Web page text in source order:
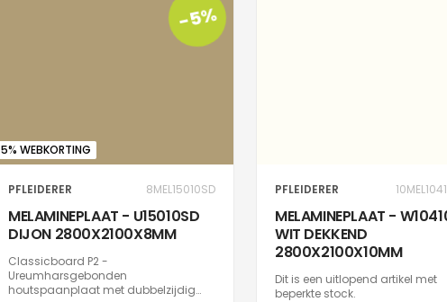
-5%
5% WEBKORTING
PFLEIDERER 8MEL15010SD
MELAMINEPLAAT - U15010SD
DIJON 2800X2100X8MM
Classicboard P2 -
Ureumharsgebonden
houtspaanplaat met dubbelzijdig
PFLEIDERER
MELAMINEPLAAT -
WIT DEKKEND
2800X2100X10MM
Dit is een uitlopend artikel met
beperkte stock.